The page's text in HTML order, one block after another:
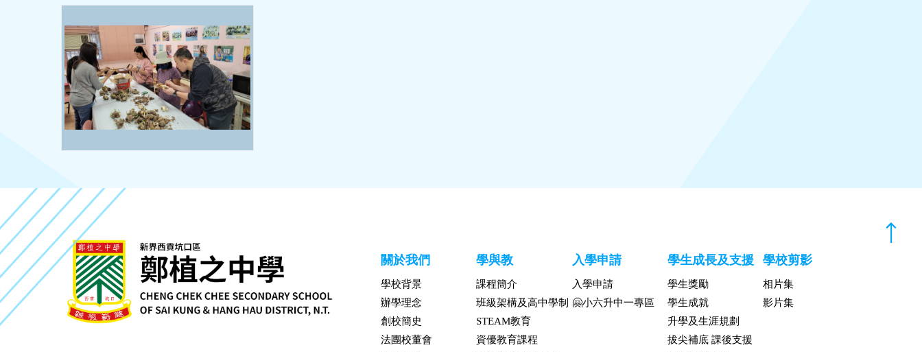
關於我們
學校背景
辦學理念
創校簡史
法團校董會
學與教
課程簡介
班級架構及高中學制
STEAM教育
資優教育課程
入學申請
入學申請
🤗小六升中一專區
學生成長及支援
學生獎勵
學生成就
升學及生涯規劃
拔尖補底 課後支援
學校剪影
相片集
影片集